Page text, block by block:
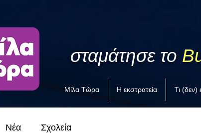
σταμάτησε το
Μίλα Τώρα Η εκστρατεία Τι (δεν)
Νέα Σχολεία